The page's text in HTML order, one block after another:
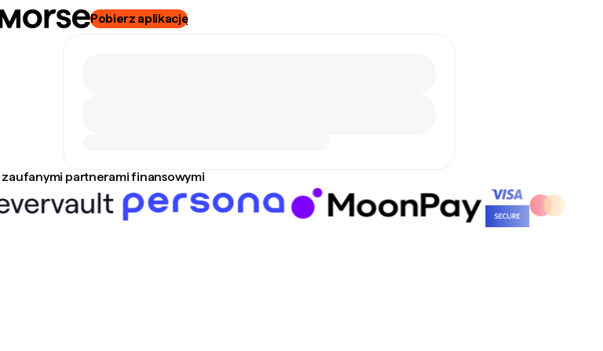
Pobierz aplikację
partnerami finansowymi